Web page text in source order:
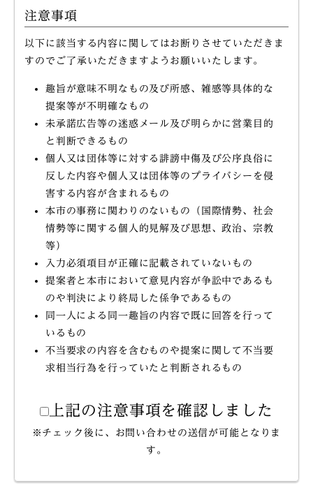
注意事項
以下に該当する内容に関してはお断りさせていただきま
すのでご了承いただきますようお願いいたします。
趣旨が意味不明なもの及び所感、雑感等具体的な
提案等が不明確なもの
未承諾広告等の迷惑メール及び明らかに営業目的
と判断できるもの
個人又は団体等に対する誹謗中傷及び公序良俗に
反した内容や個人又は団体等のプライバシーを侵
害する内容が含まれるもの
本市の事務に関わりのないもの（国際情勢、社会
情勢等に関する個人的見解及び思想、政治、宗教
等）
入力必須項目が正確に記載されていないもの
提案者と本市において意見内容が争訟中であるも
のや判決により終局した係争であるもの
同一人による同一趣旨の内容で既に回答を行って
いるもの
不当要求の内容を含むものや提案に関して不当要
求相当行為を行っていたと判断されるもの
上記の注意事項を確認しました
※チェック後に、お問い合わせの送信が可能となりま
す。